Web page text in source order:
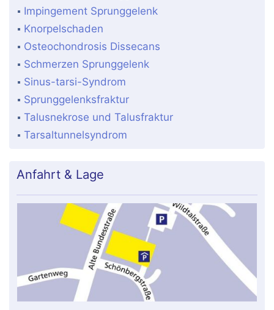
Impingement Sprunggelenk
Knorpelschaden
Osteochondrosis Dissecans
Schmerzen Sprunggelenk
Sinus-tarsi-Syndrom
Sprunggelenksfraktur
Talusnekrose und Talusfraktur
Tarsaltunnelsyndrom
Anfahrt & Lage